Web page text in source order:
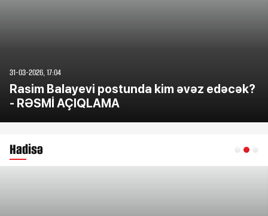
31-03-2026, 17:04
Rasim Balayevi postunda kim əvəz edəcək?
- RƏSMİ AÇIQLAMA
Hadisə